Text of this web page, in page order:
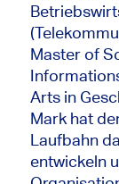
Master of
Arts in
Mark hat
Laufbahn
entwickeln